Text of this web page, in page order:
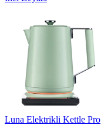
Luna Elektrikli Kettle Pro